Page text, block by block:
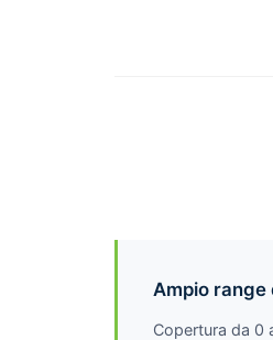
Ampio range
Copertura da 0